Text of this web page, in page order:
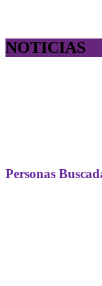
NOTICIAS
Personas